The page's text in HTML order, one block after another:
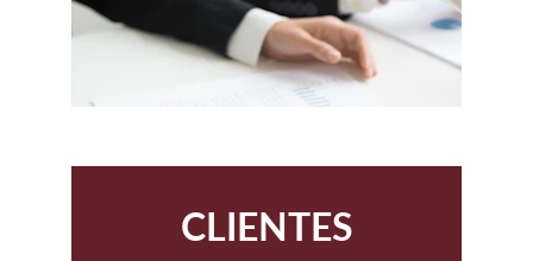
CLIENTES